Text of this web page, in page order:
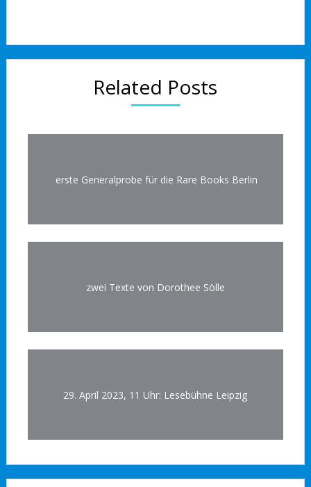
Related Posts
erste Generalprobe für die Rare Books Berlin
zwei Texte von Dorothee Sölle
29. April 2023, 11 Uhr: Lesebühne Leipzig